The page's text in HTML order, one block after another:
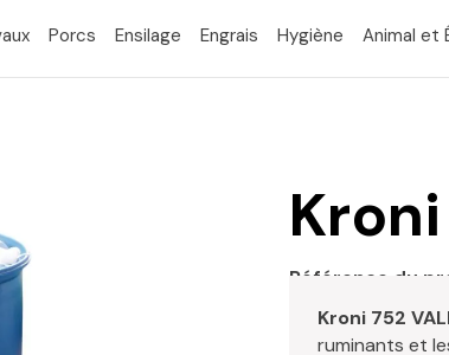
Porcs Ensilage Engrais Hygiène Animal et
Référence du
Kroni 752
ruminants et